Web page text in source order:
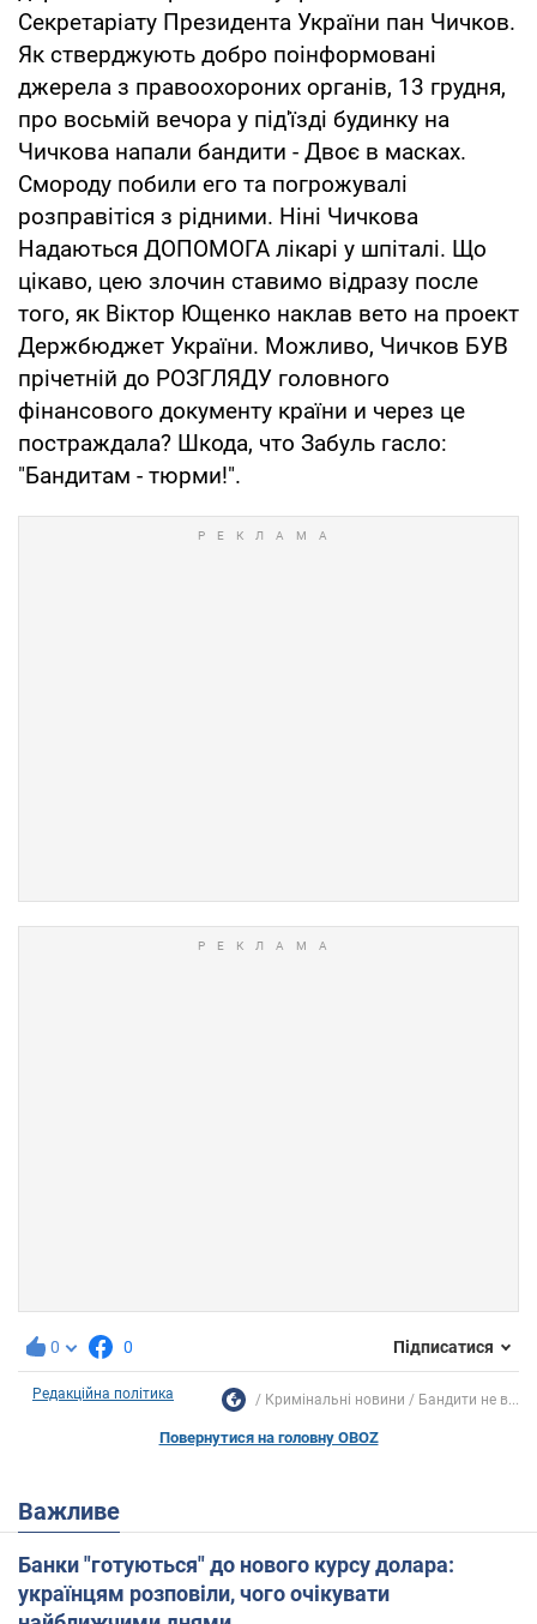
Секретаріату Президента України пан Чичков.
Як стверджують добро поінформовані
джерела з правоохороних органів, 13 грудня,
про восьмій вечора у під'їзді будинку на
Чичкова напали бандити - Двоє в масках.
Смороду побили его та погрожувалі
розправітіся з рідними. Ніні Чичкова
Надаються ДОПОМОГА лікарі у шпіталі. Що
цікаво, цею злочин ставимо відразу после
того, як Віктор Ющенко наклав вето на проект
Держбюджет України. Можливо, Чичков БУВ
прічетній до РОЗГЛЯДУ головного
фінансового документу країни и через це
постраждала? Шкода, что Забуль гасло:
"Бандитам - тюрми!".
0 0 Підписатися
Редакційна політика Кримінальні новини Бандити не в...
Повернутися на головну OBOZ
Важливе
Банки "готуються" до нового курсу долара:
українцям розповіли, чого очікувати